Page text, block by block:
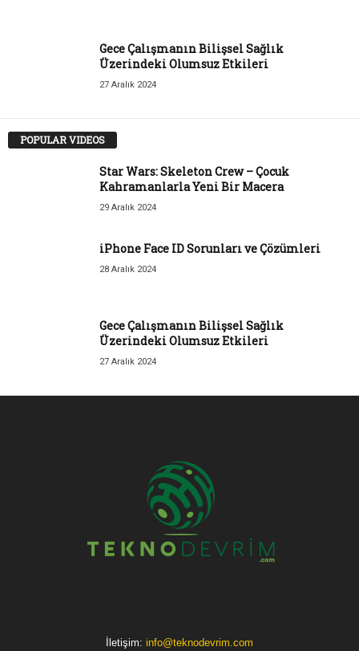
Gece Çalışmanın Bilişsel Sağlık
Üzerindeki Olumsuz Etkileri
27 Aralık 2024
POPULAR VIDEOS
Star Wars: Skeleton Crew – Çocuk
Kahramanlarla Yeni Bir Macera
29 Aralık 2024
iPhone Face ID Sorunları ve Çözümleri
28 Aralık 2024
Gece Çalışmanın Bilişsel Sağlık
Üzerindeki Olumsuz Etkileri
27 Aralık 2024
İletişim: info@teknodevrim.com